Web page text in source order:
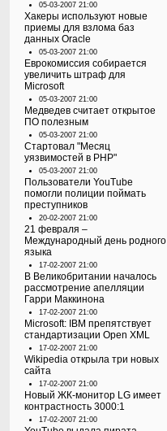
05-03-2007 21:00
Хакеры используют новые
приемы для взлома баз
данных Oracle
05-03-2007 21:00
Еврокомиссия собирается
увеличить штраф для
Microsoft
05-03-2007 21:00
Медведев считает открытое
ПО полезным
05-03-2007 21:00
Стартовал "Месяц
уязвимостей в PHP"
05-03-2007 21:00
Пользователи YouTube
помогли полиции поймать
преступников
20-02-2007 21:00
21 февраля –
Международный день родного
языка
17-02-2007 21:00
В Великобритании началось
рассмотрение апелляции
Гарри Маккинона
17-02-2007 21:00
Microsoft: IBM препятствует
стандартизации Open XML
17-02-2007 21:00
Wikipedia открыла три новых
сайта
17-02-2007 21:00
Новый ЖК-монитор LG имеет
контрастность 3000:1
17-02-2007 21:00